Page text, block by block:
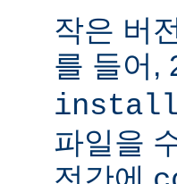
작은 버
를 들어,
install
파일을